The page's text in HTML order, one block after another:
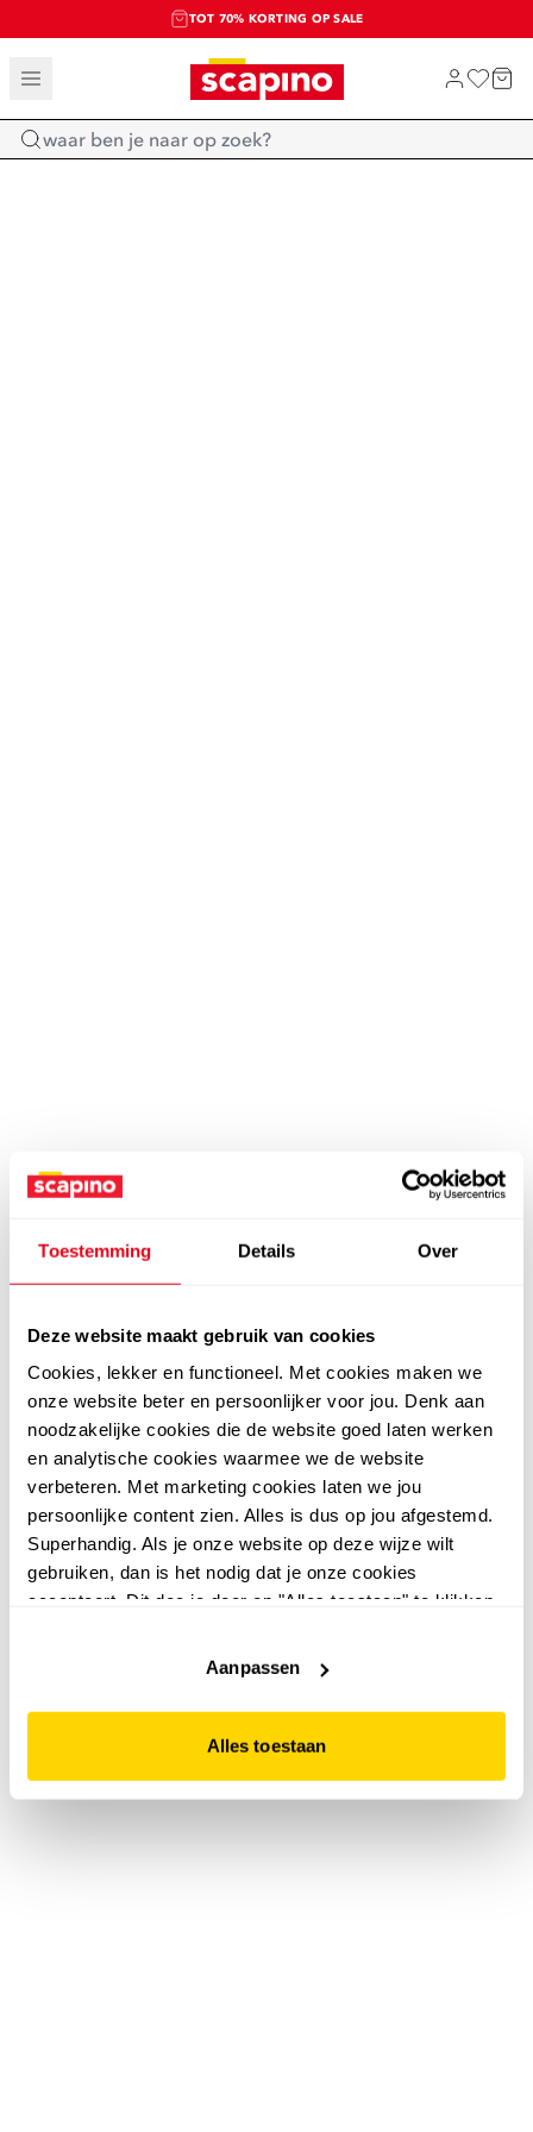
Toestemming Details Over
Deze website maakt gebruik van cookies
Cookies, lekker en functioneel. Met cookies maken we
onze website beter en persoonlijker voor jou. Denk aan
noodzakelijke cookies die de website goed laten werken
en analytische cookies waarmee we de website
verbeteren. Met marketing cookies laten we jou
persoonlijke content zien. Alles is dus op jou afgestemd.
Superhandig. Als je onze website op deze wijze wilt
gebruiken, dan is het nodig dat je onze cookies
accepteert. Dit doe je door op "Alles toestaan" te klikken.
website niet optimaal functioneert.
Aanpassen
Alles toestaan
TOT 70% KORTING OP SALE
SALE: LAATSTE KANS!
SHOP NIEUW
Home